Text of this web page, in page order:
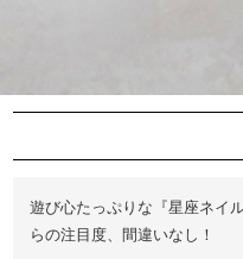
遊び心たっぷりな『星座ネイ
らの注目度、間違いなし！